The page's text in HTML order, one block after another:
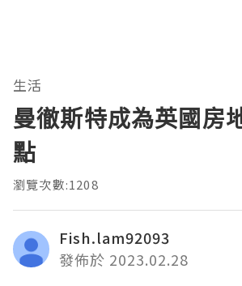
生活
曼徹斯特成為英國房
點
瀏覽次數:1208
Fish.lam92093
發佈於 2023.02.28